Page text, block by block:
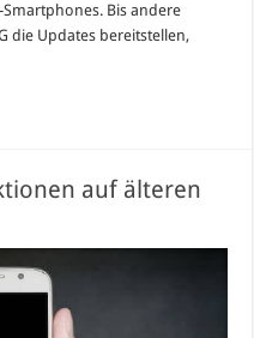
Bis andere
die Updates bereitstellen,
auf älteren